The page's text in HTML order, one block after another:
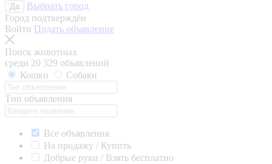
Да
Выбрать город
Город подтверждён
Войти Подать объявление
Поиск животных
среди 20 329 объявлений
Кошки
Собаки
Тип объявления
Все объявления
На продажу / Купить
Добрые руки / Взять бесплатно